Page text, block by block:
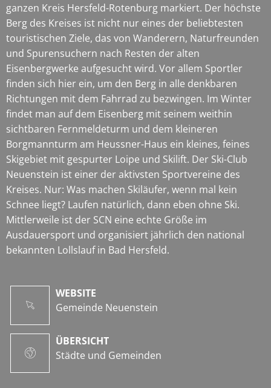
ganzen Kreis Hersfeld-Rotenburg markiert. Der höchste
Berg des Kreises ist nicht nur eines der beliebtesten
touristischen Ziele, das von Wanderern, Naturfreunden
und Spurensuchern nach Resten der alten
Eisenbergwerke aufgesucht wird. Vor allem Sportler
finden sich hier ein, um den Berg in alle denkbaren
Richtungen mit dem Fahrrad zu bezwingen. Im Winter
findet man auf dem Eisenberg mit seinem weithin
sichtbaren Fernmeldeturm und dem kleineren
Borgmannturm am Heussner-Haus ein kleines, feines
Skigebiet mit gespurter Loipe und Skilift. Der Ski-Club
Neuenstein ist einer der aktivsten Sportvereine des
Kreises. Nur: Was machen Skiläufer, wenn mal kein
Schnee liegt? Laufen natürlich, dann eben ohne Ski.
Mittlerweile ist der SCN eine echte Größe im
Ausdauersport und organisiert jährlich den national
bekannten Lollslauf in Bad Hersfeld.
WEBSITE
Gemeinde Neuenstein
ÜBERSICHT
Städte und Gemeinden